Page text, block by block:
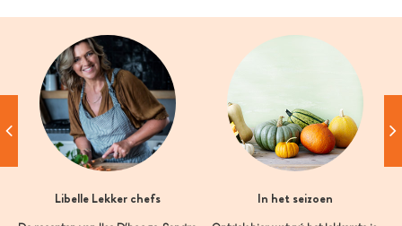
Libelle Lekker chefs In het seizoen